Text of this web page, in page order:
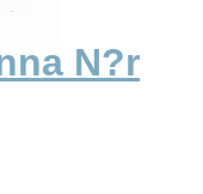
N?r